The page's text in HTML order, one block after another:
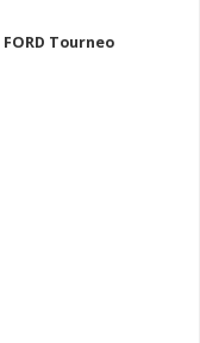
FORD Tourneo